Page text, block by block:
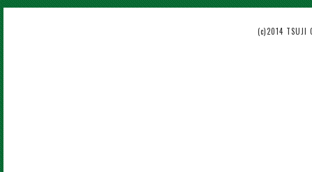
(c)2014